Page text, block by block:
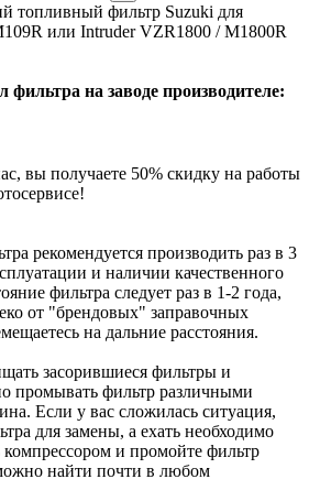
топливный фильтр Suzuki для
или Intruder VZR1800 / M1800R
на заводе производителе:
вы получаете 50% скидку на работы
рекомендуется производить раз в 3
и наличии качественного
фильтра следует раз в 1-2 года,
от "брендовых" заправочных
на дальние расстояния.
засорившиеся фильтры и
промывать фильтр различными
Если у вас сложилась ситуация,
для замены, а ехать необходимо
компрессором и промойте фильтр
найти почти в любом